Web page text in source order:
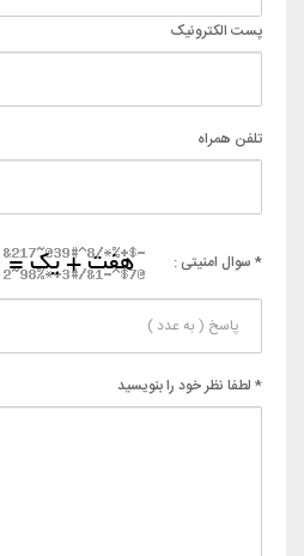
پست الکترونیک
تلفن همراه
* سوال امنیتی :
* لطفا نظر خود را بنویسید